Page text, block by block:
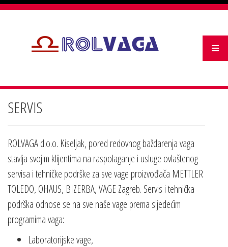
SERVIS
ROLVAGA d.o.o. Kiseljak, pored redovnog baždarenja vaga
stavlja svojim klijentima na raspolaganje i usluge ovlaštenog
servisa i tehničke podrške za sve vage proizvođača METTLER
TOLEDO, OHAUS, BIZERBA, VAGE Zagreb. Servis i tehnička
podrška odnose se na sve naše vage prema sljedećim
programima vaga:
Laboratorijske vage,